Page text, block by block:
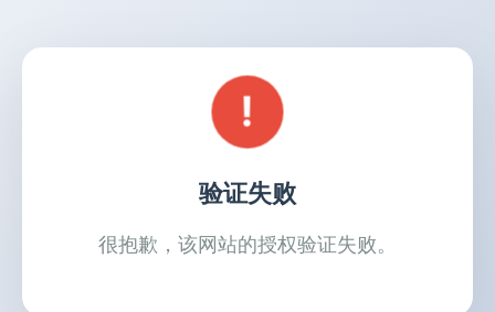
验证失败
很抱歉，该网站的授权验证失败。